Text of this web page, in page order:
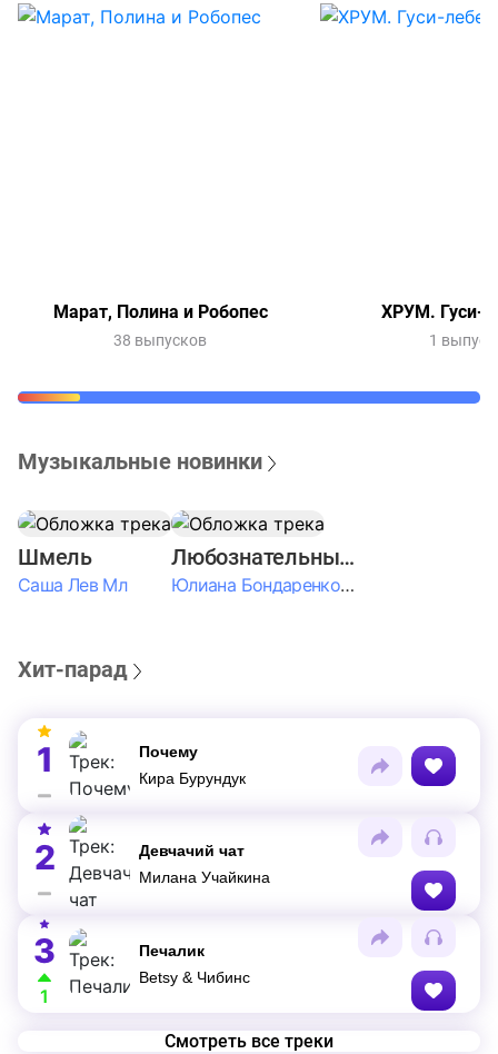
Марат, Полина и Робопес
38 выпусков
ХРУМ. Гуси-
1 выпуск
Музыкальные новинки
Шмель
Саша Лев Мл
Любознательные Дети
Юлиана Бондаренко & Амелия Колпакова & Егор Егоров & Валерия Шевченко & Ксюша Косичкина
Хит-парад
1
Почему
Кира Бурундук
2
Девчачий чат
Милана Учайкина
3
1
Печалик
Betsy & Чибинс
Смотреть все треки